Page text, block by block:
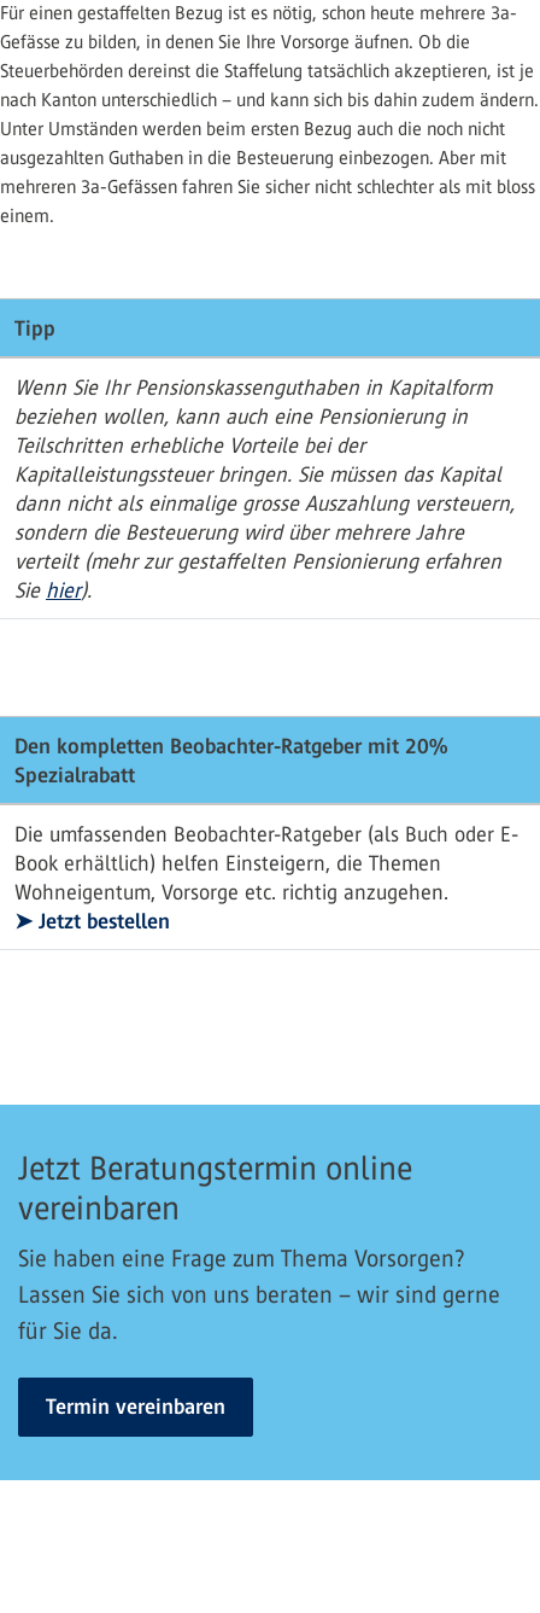
Für einen gestaffelten Bezug ist es nötig, schon heute mehrere 3a-
Gefässe zu bilden, in denen Sie Ihre Vorsorge äufnen. Ob die
Steuerbehörden dereinst die Staffelung tatsächlich akzeptieren, ist je
nach Kanton unterschiedlich – und kann sich bis dahin zudem ändern.
Unter Umständen werden beim ersten Bezug auch die noch nicht
ausgezahlten Guthaben in die Besteuerung einbezogen. Aber mit
mehreren 3a-Gefässen fahren Sie sicher nicht schlechter als mit bloss
einem.
Tipp
Wenn Sie Ihr Pensionskassenguthaben in Kapitalform
beziehen wollen, kann auch eine Pensionierung in
Teilschritten erhebliche Vorteile bei der
Kapitalleistungssteuer bringen. Sie müssen das Kapital
dann nicht als einmalige grosse Auszahlung versteuern,
sondern die Besteuerung wird über mehrere Jahre
verteilt (mehr zur gestaffelten Pensionierung erfahren
Sie hier).
Den kompletten Beobachter-Ratgeber mit 20%
Spezialrabatt
Die umfassenden Beobachter-Ratgeber (als Buch oder E-
Book erhältlich) helfen Einsteigern, die Themen
Wohneigentum, Vorsorge etc. richtig anzugehen.
➤ Jetzt bestellen
Jetzt Beratungstermin online
vereinbaren
Sie haben eine Frage zum Thema Vorsorgen?
Lassen Sie sich von uns beraten – wir sind gerne
für Sie da.
Termin vereinbaren